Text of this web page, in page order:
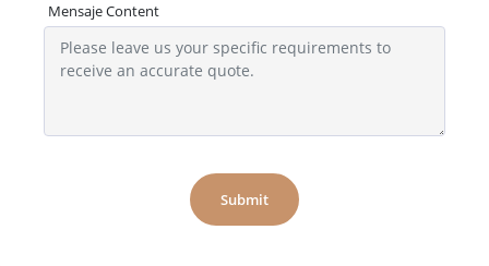
Mensaje Content
Submit